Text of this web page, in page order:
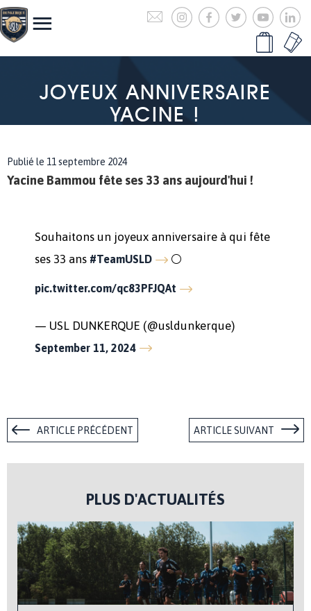
JOYEUX ANNIVERSAIRE
YACINE !
Publié le 11 septembre 2024
Yacine Bammou fête ses 33 ans aujourd'hui !
Souhaitons un joyeux anniversaire à qui fête
ses 33 ans #TeamUSLD ⚪️
pic.twitter.com/qc83PFJQAt
— USL DUNKERQUE (@usldunkerque)
September 11, 2024
ARTICLE PRÉCÉDENT ARTICLE SUIVANT
PLUS D'ACTUALITÉS